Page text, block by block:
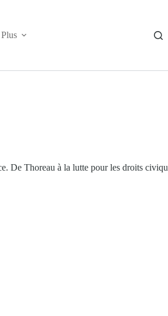
Plus
De Thoreau à la lutte pour les droits